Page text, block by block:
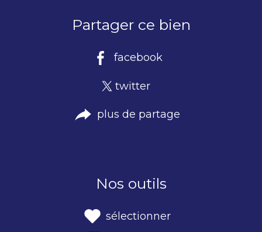
Partager ce bien
facebook
twitter
plus de partage
Nos outils
sélectionner